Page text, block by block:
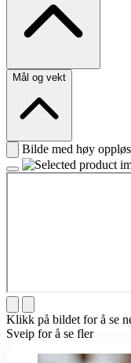
Mål og vekt
Bilde med høy
Klikk på bildet for å se
Sveip for å se fler